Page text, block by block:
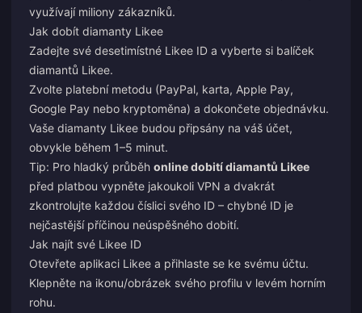
využívají miliony zákazníků.
Jak dobít diamanty Likee
Zadejte své desetimístné Likee ID a vyberte si balíček
diamantů Likee.
Zvolte platební metodu (PayPal, karta, Apple Pay,
Google Pay nebo kryptoměna) a dokončete objednávku.
Vaše diamanty Likee budou připsány na váš účet,
obvykle během 1–5 minut.
Tip: Pro hladký průběh online dobití diamantů Likee
před platbou vypněte jakoukoli VPN a dvakrát
zkontrolujte každou číslici svého ID – chybné ID je
nejčastější příčinou neúspěšného dobití.
Jak najít své Likee ID
Otevřete aplikaci Likee a přihlaste se ke svému účtu.
Klepněte na ikonu/obrázek svého profilu v levém horním
rohu.